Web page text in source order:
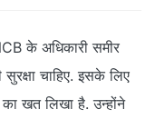
के अधिकारी समीर
चाहिए. इसके लिए
खत लिखा है. उन्होंने